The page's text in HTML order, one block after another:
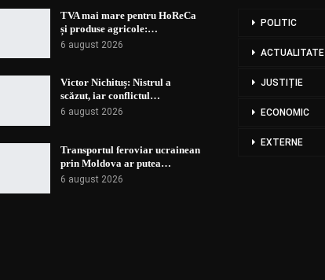
TVA mai mare pentru HoReCa
și produse agricole:…
6 august 2026
Victor Nichituș: Nistrul a
scăzut, iar conflictul…
6 august 2026
Transportul feroviar ucrainean
prin Moldova ar putea…
6 august 2026
POLITIC
ACTUALITATE
JUSTIȚIE
ECONOMIC
EXTERNE